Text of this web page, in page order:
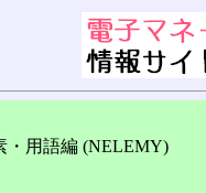
・用語編 (NELEMY)